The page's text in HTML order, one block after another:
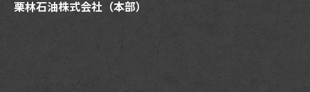
栗林石油株式会社（本部）